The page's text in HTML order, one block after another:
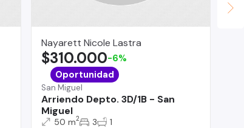
Nayarett Nicole Lastra
San Miguel
Arriendo Depto. 3D/1B - San
Miguel
$310.000-6%
Oportunidad
50 m2 3 1